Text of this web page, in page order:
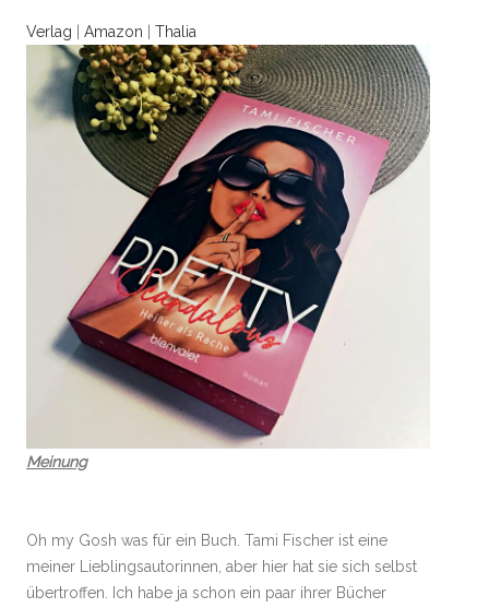
Verlag Amazon Thalia
Meinung
Oh my Gosh was für ein Buch. Tami Fischer ist eine
meiner Lieblingsautorinnen, aber hier hat sie sich selbst
übertroffen. Ich habe ja schon ein paar ihrer Bücher